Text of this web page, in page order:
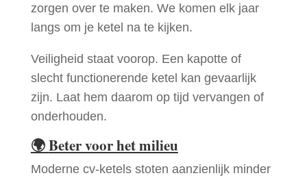
zorgen over te maken. We komen elk jaar
langs om je ketel na te kijken.
Veiligheid staat voorop. Een kapotte of
slecht functionerende ketel kan gevaarlijk
zijn. Laat hem daarom op tijd vervangen of
onderhouden.
🌍Beter voor het milieu
Moderne cv-ketels stoten aanzienlijk minder